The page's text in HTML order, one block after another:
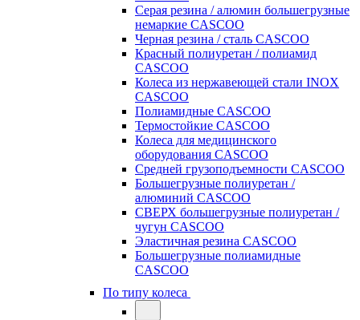
Серая резина / алюмин большегрузные
немаркие CASCOO
Черная резина / сталь CASCOO
Красный полиуретан / полиамид
CASCOO
Колеса из нержавеющей стали INOX
CASCOO
Полиамидные CASCOO
Термостойкие CASCOO
Колеса для медицинского
оборудования CASCOO
Средней грузоподъемности CASCOO
Большегрузные полиуретан /
алюминий CASCOO
СВЕРХ большегрузные полиуретан /
чугун CASCOO
Эластичная резина CASCOO
Большегрузные полиамидные
CASCOO
По типу колеса